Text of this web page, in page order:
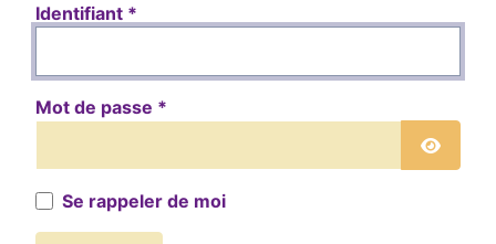
Identifiant *
Mot de passe *
Se rappeler de moi